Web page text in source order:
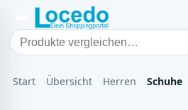
Start Übersicht Herren Schuhe